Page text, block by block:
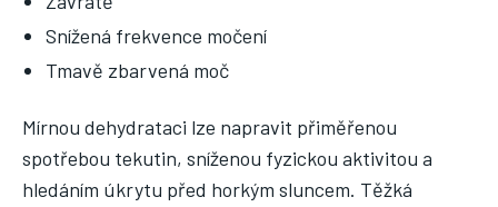
Snížená frekvence močení
Tmavě zbarvená moč
Mírnou dehydrataci lze napravit přiměřenou
spotřebou tekutin, sníženou fyzickou aktivitou a
hledáním úkrytu před horkým sluncem. Těžká